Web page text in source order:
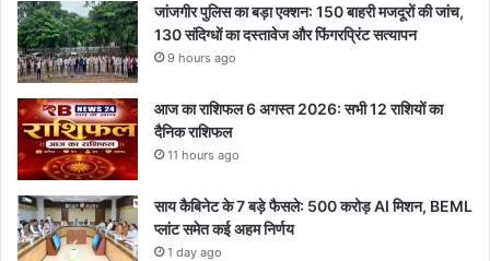
जांजगीर पुलिस का बड़ा एक्शन: 150 बाहरी मजदूरों की जांच,
130 संदिग्धों का दस्तावेज और फिंगरप्रिंट सत्यापन
9 hours ago
आज का राशिफल 6 अगस्त 2026: सभी 12 राशियों का
दैनिक राशिफल
11 hours ago
साय कैबिनेट के 7 बड़े फैसले: 500 करोड़ AI मिशन, BEML
प्लांट समेत कई अहम निर्णय
1 day ago